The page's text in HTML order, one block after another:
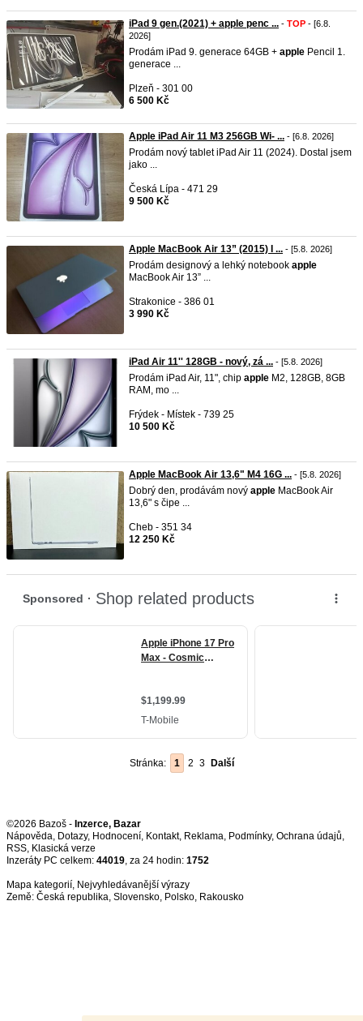
iPad 9 gen.(2021) + apple penc ... - TOP - [6.8.
2026]
Prodám iPad 9. generace 64GB + apple Pencil 1.
generace ...
Plzeň - 301 00
6 500 Kč
Apple iPad Air 11 M3 256GB Wi- ... - [6.8. 2026]
Prodám nový tablet iPad Air 11 (2024). Dostal jsem
jako ...
Česká Lípa - 471 29
9 500 Kč
Apple MacBook Air 13” (2015) I ... - [5.8. 2026]
Prodám designový a lehký notebook apple
MacBook Air 13” ...
Strakonice - 386 01
3 990 Kč
iPad Air 11'' 128GB - nový, zá ... - [5.8. 2026]
Prodám iPad Air, 11", chip apple M2, 128GB, 8GB
RAM, mo ...
Frýdek - Místek - 739 25
10 500 Kč
Apple MacBook Air 13,6" M4 16G ... - [5.8. 2026]
Dobrý den, prodávám nový apple MacBook Air
13,6" s čipe ...
Cheb - 351 34
12 250 Kč
Stránka: 1 2 3 Další
©2026 Bazoš - Inzerce, Bazar
Nápověda, Dotazy, Hodnocení, Kontakt, Reklama, Podmínky, Ochrana údajů,
RSS,
Inzeráty PC celkem: 44019, za 24 hodin: 1752
Mapa kategorií, Nejvyhledávanější výrazy
Země: Česká republika, Slovensko, Polsko, Rakousko